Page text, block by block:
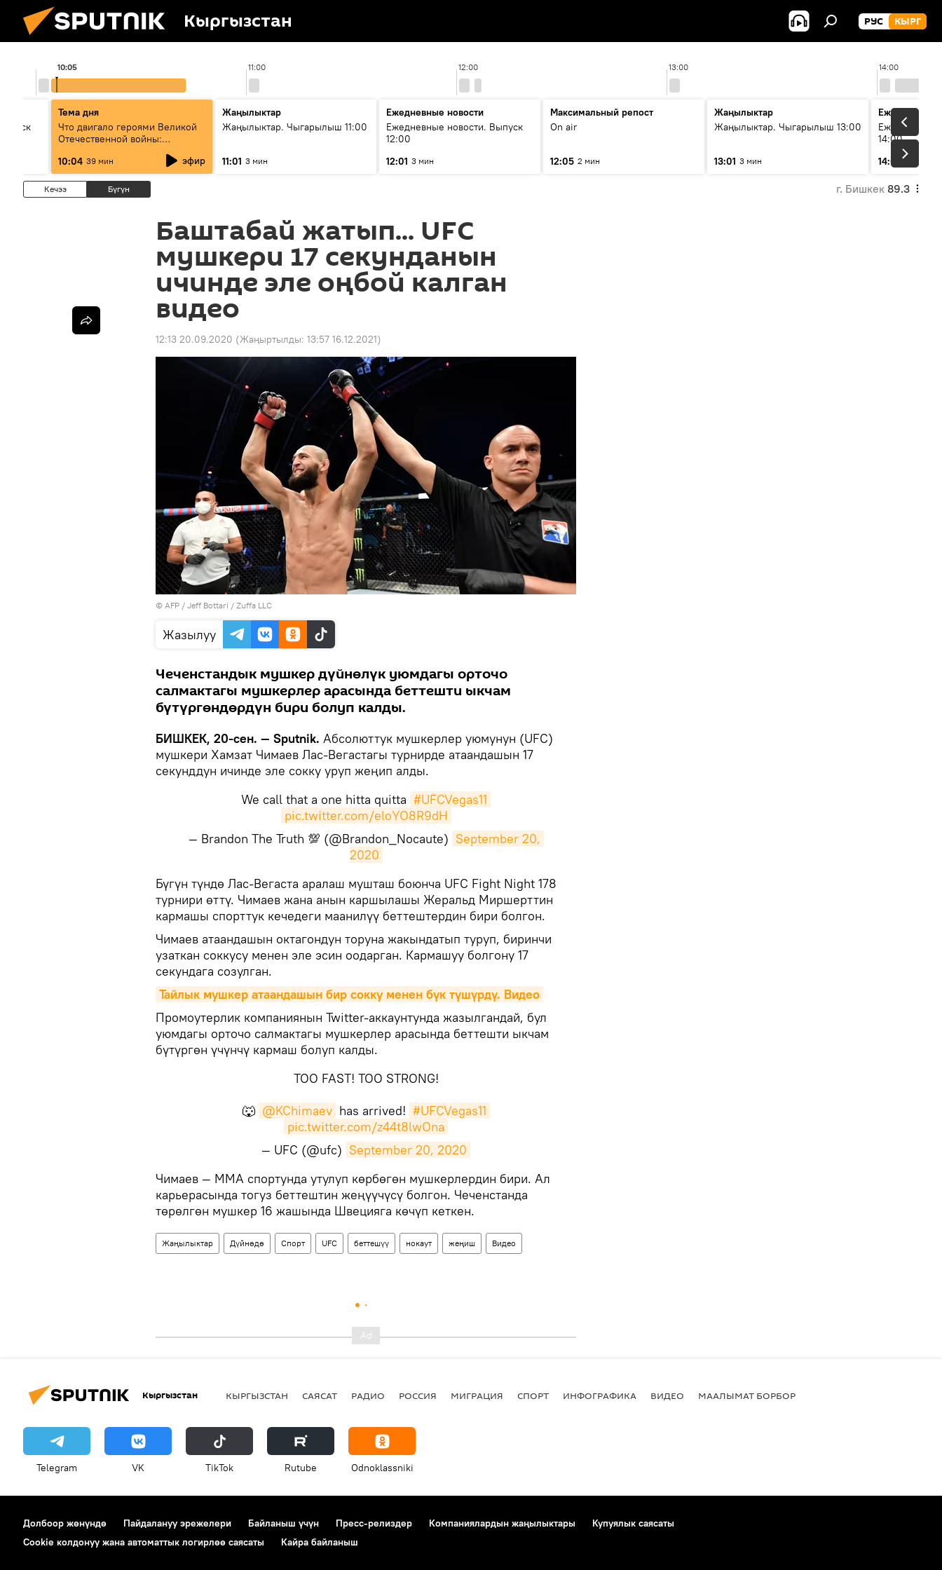
Кыргызстан РУС КЫРГ
11:00 12:00 13:00 14:00
10:05
Тема дня
Что двигало героями Великой
Отечественной войны:
Тулебердиева
10:04 39 мин эфир
Жаңылыктар
Жаңылыктар. Чыгарылыш 11:00
11:01 3 мин
Ежедневные новости
Ежедневные новости. Выпуск
12:00
12:01 3 мин
Максимальный репост
On air
12:05 2 мин
Жаңылыктар
Жаңылыктар. Чыгарылыш 13:00
13:01 3 мин
Ежедневные
Ежедневные
14:00
14:01
3 мин
Кечээ Бүгүн г. Бишкек 89.3
Баштабай жатып... UFC
мушкери 17 секунданын
ичинде эле оңбой калган
видео
12:13 20.09.2020 (Жаңыртылды: 13:57 16.12.2021)
© AFP / Jeff Bottari / Zuffa LLC
Жазылуу
Чеченстандык мушкер дүйнөлүк уюмдагы орточо
салмактагы мушкерлер арасында беттешти ыкчам
бүтүргөндөрдүн бири болуп калды.
БИШКЕК, 20-сен. — Sputnik. Абсолюттук мушкерлер уюмунун (UFC)
мушкери Хамзат Чимаев Лас-Вегастагы турнирде атаандашын 17
секунддун ичинде эле сокку уруп жеңип алды.
We call that a one hitta quitta #UFCVegas11
pic.twitter.com/eloYO8R9dH
— Brandon The Truth 💯 (@Brandon_Nocaute) September 20,
2020
​Бүгүн түндө Лас-Вегаста аралаш мушташ боюнча UFC Fight Night 178
турнири өттү. Чимаев жана анын каршылашы Жеральд Миршерттин
кармашы спорттук кечедеги маанилүү беттештердин бири болгон.
Чимаев атаандашын октагондун торуна жакындатып туруп, биринчи
узаткан соккусу менен эле эсин оодарган. Кармашуу болгону 17
секундага созулган.
Тайлык мушкер атаандашын бир сокку менен бүк түшүрдү. Видео
Промоутерлик компаниянын Twitter-аккаунтунда жазылгандай, бул
уюмдагы орточо салмактагы мушкерлер арасында беттешти ыкчам
бүтүргөн үчүнчү кармаш болуп калды.
TOO FAST! TOO STRONG!
🐺 @KChimaev has arrived! #UFCVegas11
pic.twitter.com/z44t8lwOna
— UFC (@ufc) September 20, 2020
​Чимаев — ММА спортунда утулуп көрбөгөн мушкерлердин бири. Ал
карьерасында тогуз беттештин жеңүүчүсү болгон. Чеченстанда
төрөлгөн мушкер 16 жашында Швецияга көчүп кеткен.
Жаңылыктар Дүйнөдө Спорт UFC беттешүү нокаут жеңиш Видео
Кыргызстан КЫРГЫЗСТАН САЯСАТ РАДИО РОССИЯ МИГРАЦИЯ СПОРТ ИНФОГРАФИКА ВИДЕО МААЛЫМАТ БОРБОР
Telegram VK ТikТоk Rutube Odnoklassniki
Долбоор жөнүндө Пайдалануу эрежелери Байланыш үчүн Пресс-релиздер Компаниялардын жаңылыктары
Купуялык саясаты
Cookie колдонуу жана автоматтык логирлөө саясаты
Кайра байланыш